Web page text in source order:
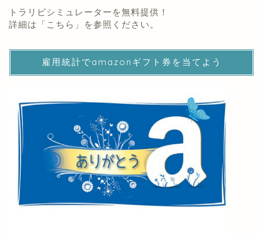
トラリピシミュレーターを無料提供！
詳細は「 こちら 」を参照ください。
雇用統計でamazonギフト券を当てよう